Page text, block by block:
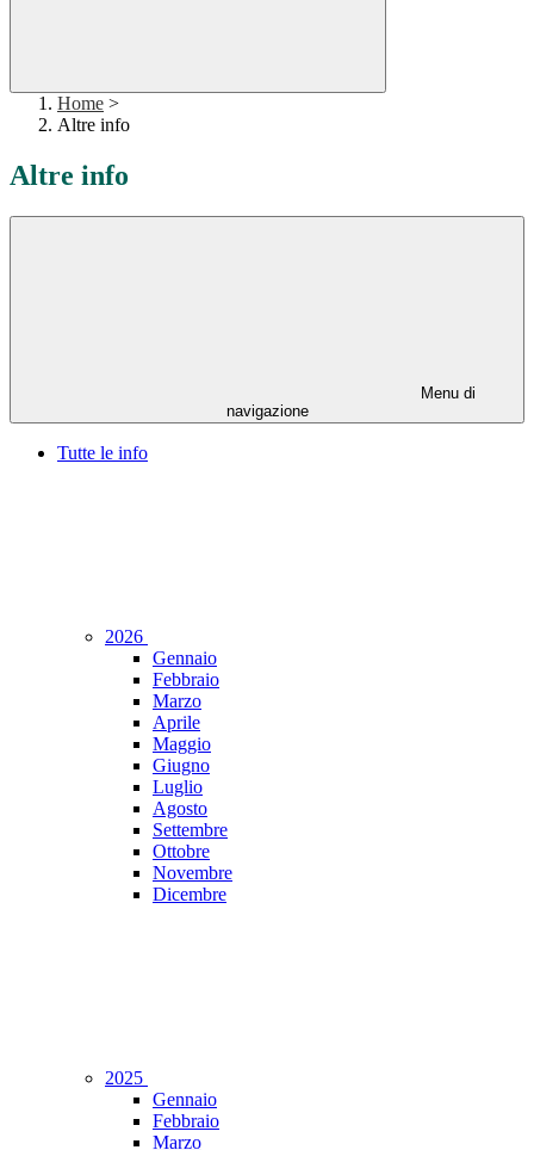
Home >
Altre info
Altre info
Menu di
navigazione
Tutte le info
2026
Gennaio
Febbraio
Marzo
Aprile
Maggio
Giugno
Luglio
Agosto
Settembre
Ottobre
Novembre
Dicembre
2025
Gennaio
Febbraio
Marzo